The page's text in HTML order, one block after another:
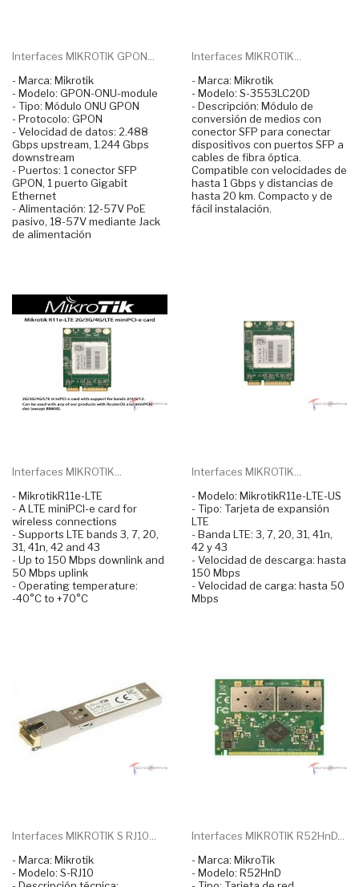
Interfaces MIKROTIK GPON...
- Marca: Mikrotik
- Modelo: GPON-ONU-module
- Tipo: Módulo ONU GPON
- Protocolo: GPON
- Velocidad de datos: 2.488
Gbps upstream, 1.244 Gbps
downstream
- Puertos: 1 conector SFP
GPON, 1 puerto Gigabit
Ethernet
- Alimentación: 12-57V PoE
pasivo, 18-57V mediante Jack
de alimentación
Interfaces MIKROTIK...
- Marca: Mikrotik
- Modelo: S-3553LC20D
- Descripción: Módulo de
conversión de medios con
conector SFP para conectar
dispositivos con puertos SFP a
cables de fibra óptica.
Compatible con velocidades de
hasta 1 Gbps y distancias de
hasta 20 km. Compacto y de
fácil instalación.
Interfaces MIKROTIK...
- MikrotikR11e-LTE
- A LTE miniPCI-e card for
wireless connections
- Supports LTE bands 3, 7, 20,
31, 41n, 42 and 43
- Up to 150 Mbps downlink and
50 Mbps uplink
- Operating temperature:
-40°C to +70°C
Interfaces MIKROTIK...
- Modelo: MikrotikR11e-LTE-US
- Tipo: Tarjeta de expansión
LTE
- Banda LTE: 3, 7, 20, 31, 41n,
42 y 43
- Velocidad de descarga: hasta
150 Mbps
- Velocidad de carga: hasta 50
Mbps
Interfaces MIKROTIK S RJ10...
- Marca: Mikrotik
- Modelo: S-RJ10
Interfaces MIKROTIK R52HnD...
- Marca: MikroTik
- Modelo: R52HnD